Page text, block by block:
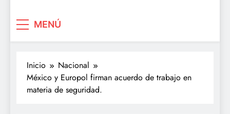
MENÚ
Inicio
Nacional
México y Europol firman acuerdo de trabajo en
materia de seguridad.